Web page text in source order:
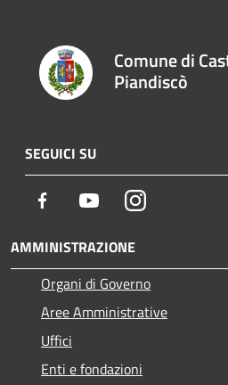
Comune di
Piandiscò
SEGUICI SU
Facebook YoutubeInstagram
AMMINISTRAZIONE
Organi di Governo
Aree Amministrative
Uffici
Enti e fondazioni